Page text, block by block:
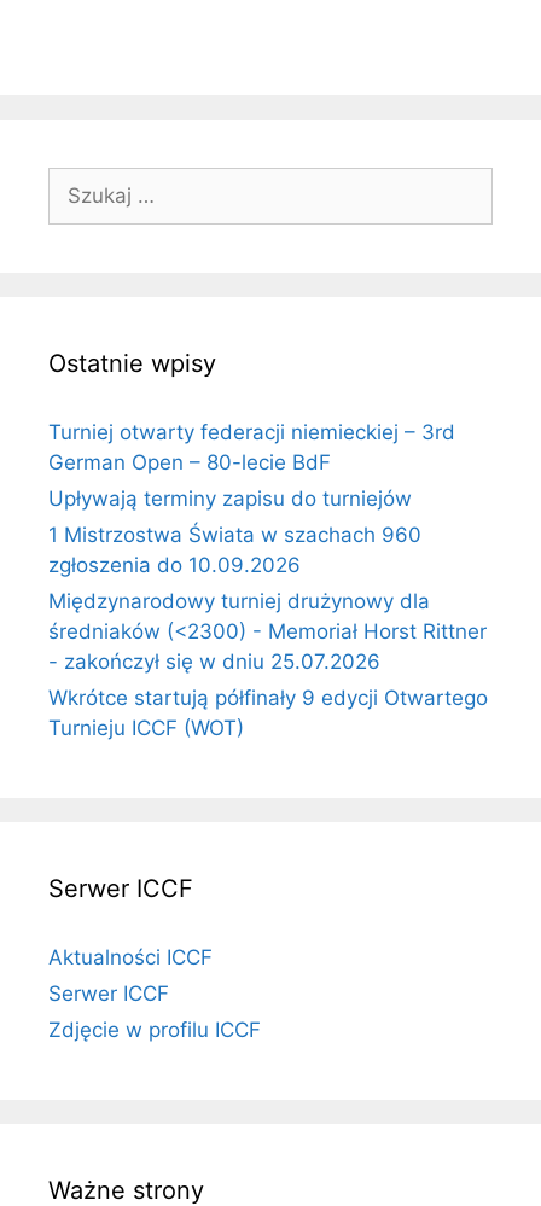
Ostatnie wpisy
Turniej otwarty federacji niemieckiej – 3rd
German Open – 80-lecie BdF
Upływają terminy zapisu do turniejów
1 Mistrzostwa Świata w szachach 960
zgłoszenia do 10.09.2026
Międzynarodowy turniej drużynowy dla
średniaków (<2300) - Memoriał Horst Rittner
- zakończył się w dniu 25.07.2026
Wkrótce startują półfinały 9 edycji Otwartego
Turnieju ICCF (WOT)
Serwer ICCF
Aktualności ICCF
Serwer ICCF
Zdjęcie w profilu ICCF
Ważne strony